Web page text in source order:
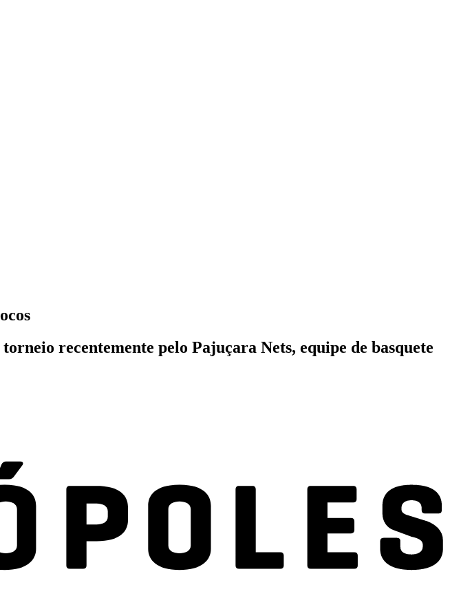
recentemente pelo Pajuçara Nets, equipe de basquete